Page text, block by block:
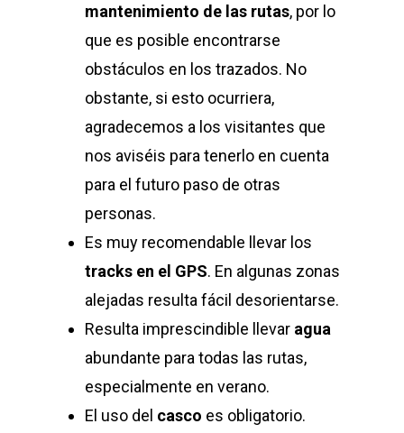
mantenimiento de las rutas, por lo
que es posible encontrarse
obstáculos en los trazados. No
obstante, si esto ocurriera,
agradecemos a los visitantes que
nos aviséis para tenerlo en cuenta
para el futuro paso de otras
personas.
Es muy recomendable llevar los
tracks en el GPS. En algunas zonas
alejadas resulta fácil desorientarse.
Resulta imprescindible llevar agua
abundante para todas las rutas,
especialmente en verano.
El uso del casco es obligatorio.